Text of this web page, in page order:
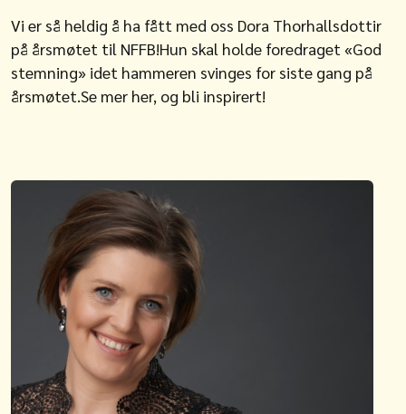
Vi er så heldig å ha fått med oss Dora Thorhallsdottir
på årsmøtet til NFFB!Hun skal holde foredraget «God
stemning» idet hammeren svinges for siste gang på
årsmøtet.Se mer her, og bli inspirert!